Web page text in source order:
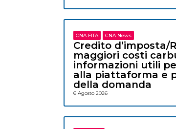
CNA FITA CNA News
Credito d’imposta/
maggiori costi
informazioni utili
alla piattaforma e
della domanda
6 Agosto 2026